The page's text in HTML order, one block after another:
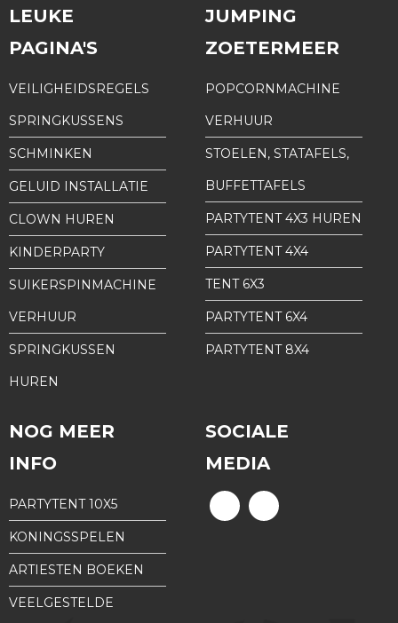
LEUKE
PAGINA'S
VEILIGHEIDSREGELS
SPRINGKUSSENS
SCHMINKEN
GELUID INSTALLATIE
CLOWN HUREN
KINDERPARTY
SUIKERSPINMACHINE
VERHUUR
SPRINGKUSSEN
HUREN
JUMPING
ZOETERMEER
POPCORNMACHINE
VERHUUR
STOELEN, STATAFELS,
BUFFETTAFELS
PARTYTENT 4X3 HUREN
PARTYTENT 4X4
TENT 6X3
PARTYTENT 6X4
PARTYTENT 8X4
NOG MEER
INFO
PARTYTENT 10X5
KONINGSSPELEN
ARTIESTEN BOEKEN
VEELGESTELDE
SOCIALE
MEDIA